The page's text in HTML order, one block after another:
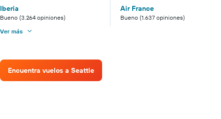
Iberia
Bueno (3.264 opiniones)
Air France
Bueno (1.637 opiniones)
Ver más
Encuentra vuelos a Seattle